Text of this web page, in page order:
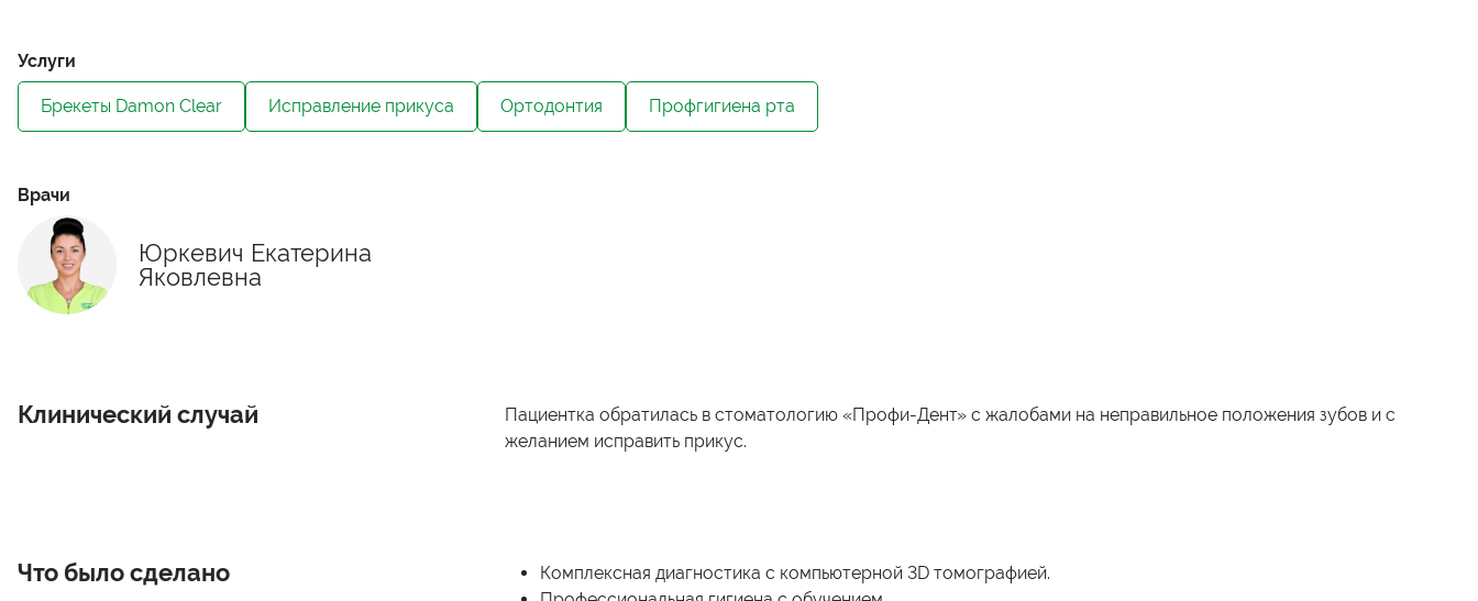
Услуги
Брекеты Damon Clear Исправление прикуса Ортодонтия Профгигиена рта
Врачи
Юркевич Екатерина
Яковлевна
Клинический случай
Пациентка обратилась в стоматологию «Профи-Дент» с жалобами на неправильное положения зубов и с
желанием исправить прикус.
Что было сделано
Комплексная диагностика с компьютерной 3D томографией.